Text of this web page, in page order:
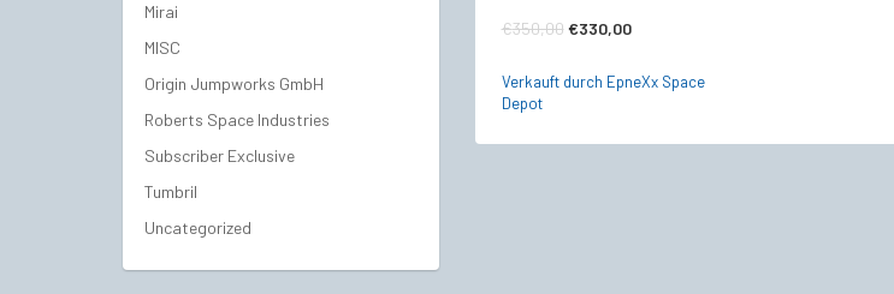
€350,00 Ursprünglicher
€330,00
Verkauft durch EpneXx Space
Depot
Mirai
MISC
Origin Jumpworks GmbH
Roberts Space Industries
Subscriber Exclusive
Tumbril
Uncategorized